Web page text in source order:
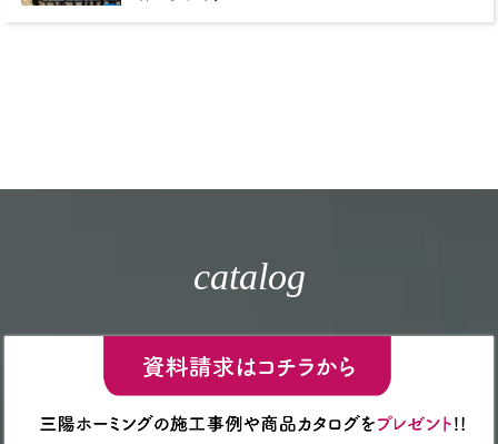
catalog